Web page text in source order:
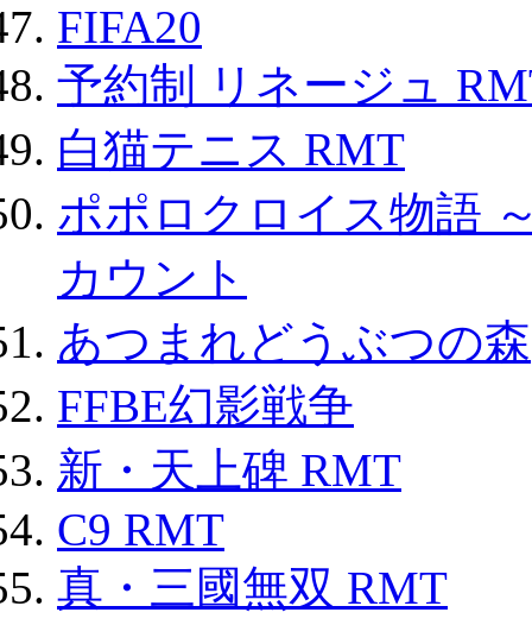
FIFA20
予約制 リネージュ
白猫テニス RMT
ポポロクロイス物語
カウント
あつまれどうぶつの森
FFBE幻影戦争
新・天上碑 RMT
C9 RMT
真・三國無双 RMT